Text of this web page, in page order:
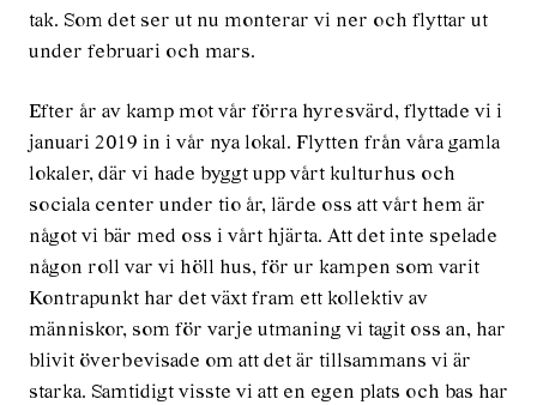
tak. Som det ser ut nu monterar vi ner och flyttar ut
under februari och mars.
Efter år av kamp mot vår förra hyresvärd, flyttade vi i
januari 2019 in i vår nya lokal. Flytten från våra gamla
lokaler, där vi hade byggt upp vårt kulturhus och
sociala center under tio år, lärde oss att vårt hem är
något vi bär med oss i vårt hjärta. Att det inte spelade
någon roll var vi höll hus, för ur kampen som varit
Kontrapunkt har det växt fram ett kollektiv av
människor, som för varje utmaning vi tagit oss an, har
blivit överbevisade om att det är tillsammans vi är
starka. Samtidigt visste vi att en egen plats och bas har